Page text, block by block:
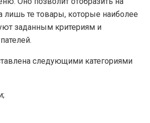
лишь те товары, которые наиболее
заданным критериям и
следующими категориями